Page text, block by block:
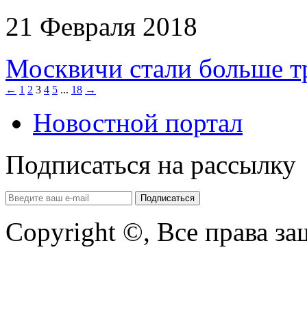
21 Февраля 2018
Москвичи стали больше
← 1 2 3 4 5 ... 18 →
Новостной портал
Подписаться на рассылку
Copyright ©, Все права